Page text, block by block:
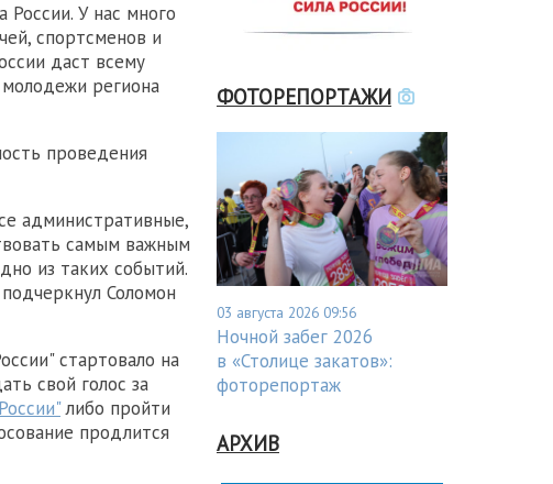
У нас много
спортсменов и
даст всему
региона
проведения
административные,
самым важным
из таких событий.
Соломон
стартовало на
свой голос за
либо пройти
продлится
ФОТОРЕПОРТАЖИ
03 августа 2026 09:56
Ночной забег 2026
в «Столице закатов»:
фоторепортаж
АРХИВ